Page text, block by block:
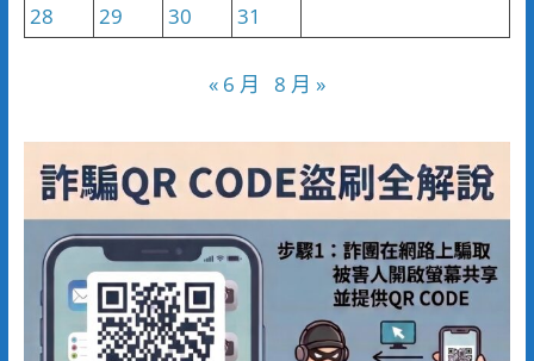
28
29 30 31
« 6 月 8 月 »